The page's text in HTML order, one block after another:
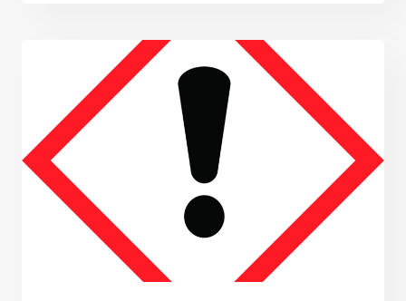
ОРГАНИ
ОТ
СДРУЖЕНИЕ
БАЛКАНКА
ДОСЕЖНО
ОПАСНИ
НАРУШЕНИЯ
МОСВ
НА